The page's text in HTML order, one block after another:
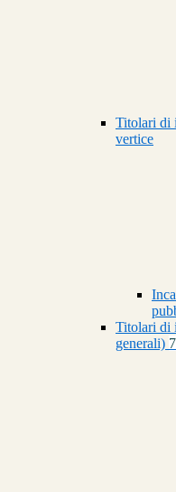
Titolari di
vertice
Titolari di
generali) 7